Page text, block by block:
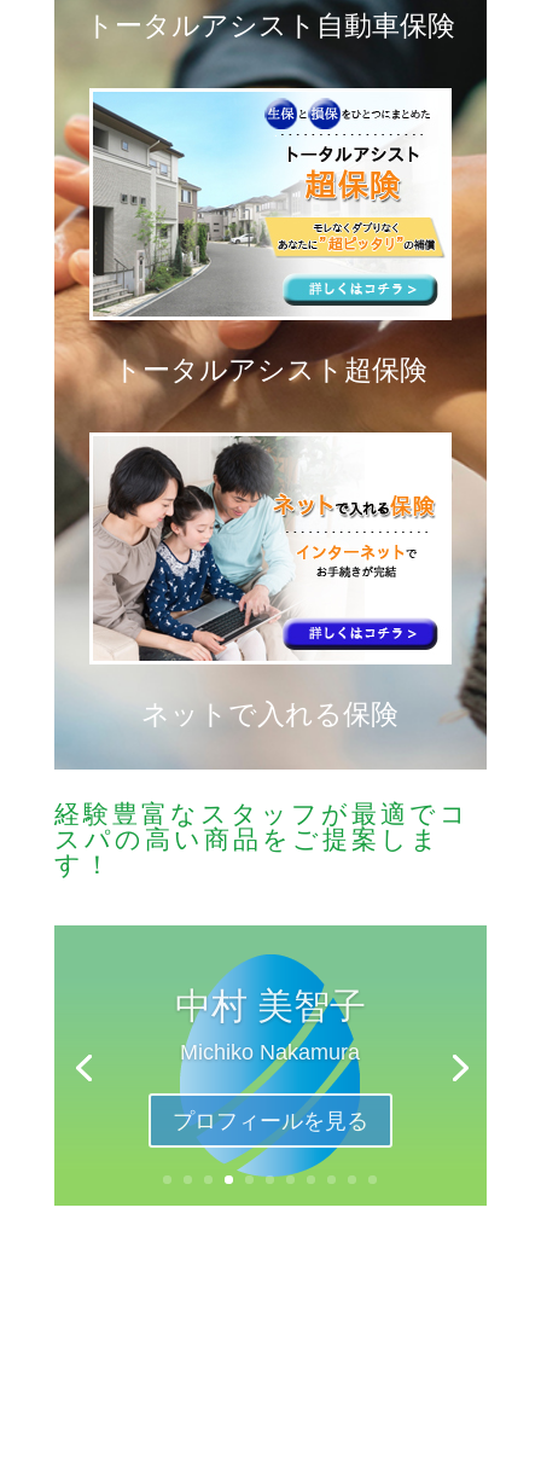
トータルアシスト自動車保険
トータルアシスト超保険
ネットで入れる保険
経験豊富なスタッフが最適でコ
スパの高い商品をご提案しま
す！
中村 美智子
Michiko Nakamura
プロフィールを見る